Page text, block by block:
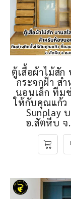
ตู้เสื้อผ้าไม้สัก
กระจกฝ้า ส
นอนเล็ก ทีม
ให้กับคุณแก้ว
Sunplay บ
อ.สัตหีบ จ